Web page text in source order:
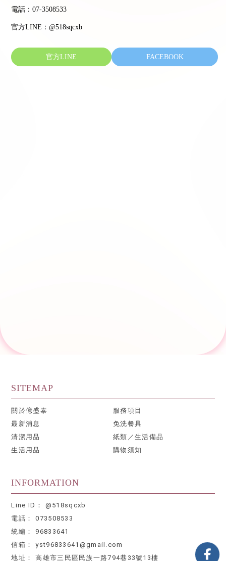
電話：07-3508533
官方LINE：@518sqcxb
官方LINE FACEBOOK
@518sqcxb
073508533
96833641
yst96833641@gmail.com
高雄市三民區民族一路794巷33號13樓
關於億盛泰
服務項目
最新消息
免洗餐具
清潔用品
紙類／生活備品
生活用品
購物須知